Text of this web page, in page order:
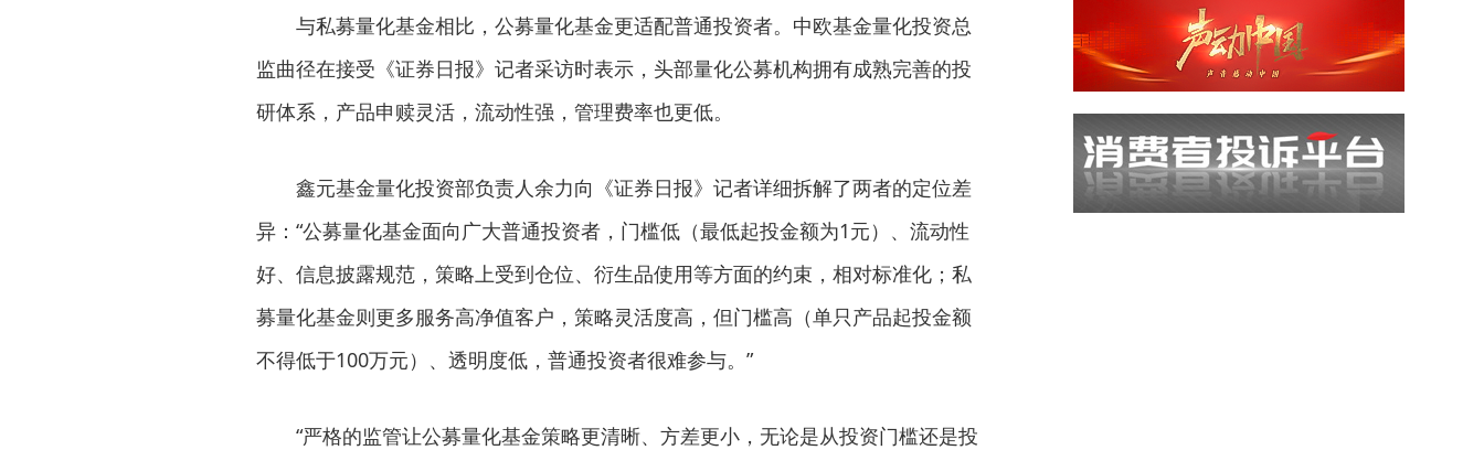
与私募量化基金相比，公募量化基金更适配普通投资者。中欧基金量化投资总
监曲径在接受《证券日报》记者采访时表示，头部量化公募机构拥有成熟完善的投
研体系，产品申赎灵活，流动性强，管理费率也更低。
鑫元基金量化投资部负责人余力向《证券日报》记者详细拆解了两者的定位差
异：“公募量化基金面向广大普通投资者，门槛低（最低起投金额为1元）、流动性
好、信息披露规范，策略上受到仓位、衍生品使用等方面的约束，相对标准化；私
募量化基金则更多服务高净值客户，策略灵活度高，但门槛高（单只产品起投金额
不得低于100万元）、透明度低，普通投资者很难参与。”
“严格的监管让公募量化基金策略更清晰、方差更小，无论是从投资门槛还是投